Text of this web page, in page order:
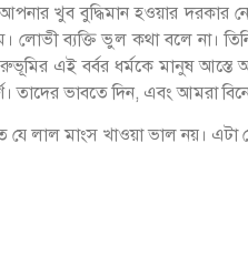
আপনার খুব বুদ্ধিমান হওয়ার
লোভী ব্যক্তি ভুল কথা বলে না।
এই বর্বর ধর্মকে মানুষ আস্তে
তাদের ভাবতে দিন, এবং আমরা
লাল মাংস খাওয়া ভাল নয়। এটা